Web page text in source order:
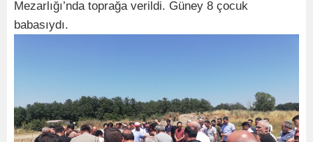
Mezarlığı’nda toprağa verildi. Güney 8 çocuk
babasıydı.